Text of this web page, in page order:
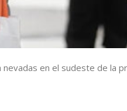
en el sudeste de la